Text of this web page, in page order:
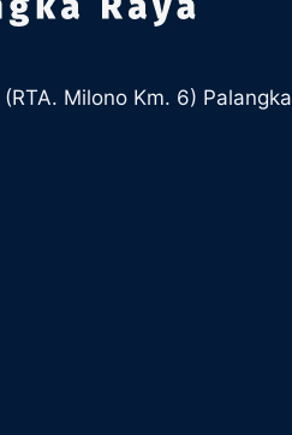
Milono Km. 6) Palangka